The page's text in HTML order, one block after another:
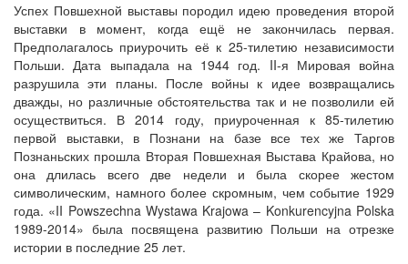
Успех Повшехной выставы породил идею проведения второй
выставки в момент, когда ещё не закончилась первая.
Предполагалось приурочить её к 25-тилетию независимости
Польши. Дата выпадала на 1944 год. II-я Мировая война
разрушила эти планы. После войны к идее возвращались
дважды, но различные обстоятельства так и не позволили ей
осуществиться. В 2014 году, приуроченная к 85-тилетию
первой выставки, в Познани на базе все тех же Таргов
Познаньских прошла Вторая Повшехная Выстава Крайова, но
она длилась всего две недели и была скорее жестом
символическим, намного более скромным, чем событие 1929
года. «II Powszechna Wystawa Krajowa – Konkurencyjna Polska
1989-2014» была посвящена развитию Польши на отрезке
истории в последние 25 лет.